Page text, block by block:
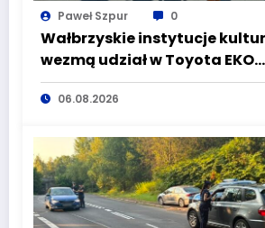
Paweł Szpur 0
Wałbrzyskie instytucje
wezmą udział w Toyota EKO
Półmaraton Wałbrzych
06.08.2026